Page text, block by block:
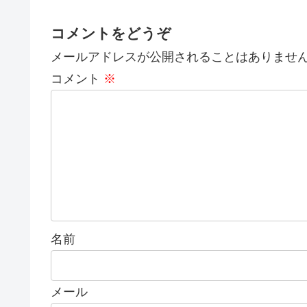
コメントをどうぞ
メールアドレスが公開されることはありませ
コメント ※
名前
メール